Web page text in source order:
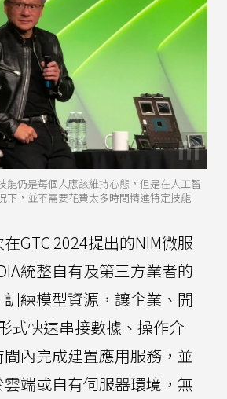
仍是每個人應該維持心態，但是在人工智
下，並不需要花費太多時間精進特定技能
GTC 2024提出的NIM微服
統整自有及第三方業者的
練模型資源，讓企業、開
式快速串接數據、操作介
內完成建置應用服務，並
端或自有伺服器環境，無